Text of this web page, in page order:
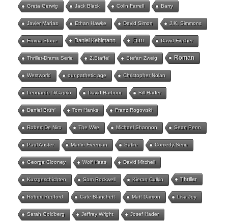
Greta Gerwig Jack Black Colin Farrell Barry
Javier Marías Ethan Hawke David Simon J.K. Simmons
Emma Stone Daniel Kehlmann Film David Fincher
Thriller-Drama Serie 2.Staffel Stefan Zweig Roman
Westworld our pathetic age Christopher Nolan
Leonardo DiCaprio David Harbour Bill Hader
Daniel Brühl Tom Hanks Franz Rogowski
Robert De Niro The Wire Michael Shannon Sean Penn
Paul Auster Martin Freeman Satire Comedy-Serie
George Clooney Wolf Haas David Mitchell
Kurzgeschichten Sam Rockwell Kieran Culkin Thriller
Robert Redford Cate Blanchett Matt Damon Lisa Joy
Sarah Goldberg Jeffrey Wright Josef Hader